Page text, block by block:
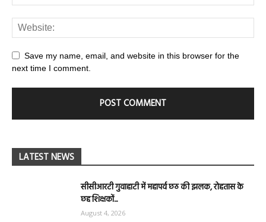
Save my name, email, and website in this browser for the
next time I comment.
LATEST NEWS
सीसीआरटी गुवाहाटी में महापर्व छठ की झलक, रोहतास के
छह शिक्षकों...
August 4, 2026